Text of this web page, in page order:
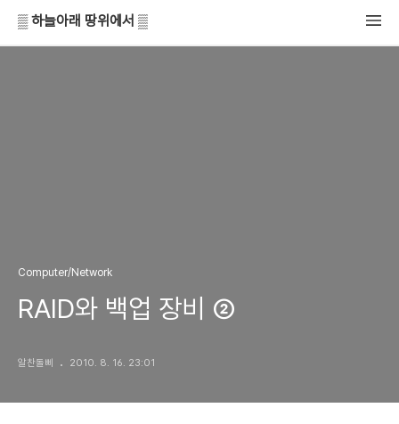
▒ 하늘아래 땅위에서 ▒
Computer/Network
RAID와 백업 장비 ②
알찬돌삐 2010. 8. 16. 23:01